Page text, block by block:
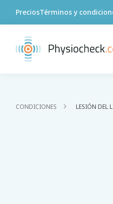
PreciosTérminos y
CONDICIONES LESIÓN DEL